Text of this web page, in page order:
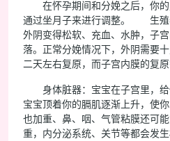
在怀孕期间和分娩之后，你
通过坐月子来进行调整。 生殖
外阴变得松软、充血、水肿，子
落。正常分娩情况下，外阴需要
二天左右复原，而子宫内膜的复原
身体脏器：宝宝在子宫里，
宝宝顶着你的膈肌逐渐上升，使
也加重、鼻、咽、气管粘膜还可
重，内分泌系统、关节等都会发